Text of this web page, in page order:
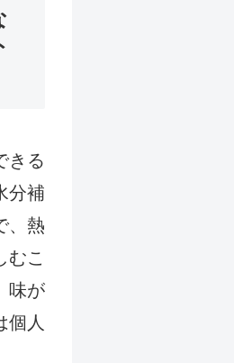
きる
分補
、熱
むこ
味が
個人